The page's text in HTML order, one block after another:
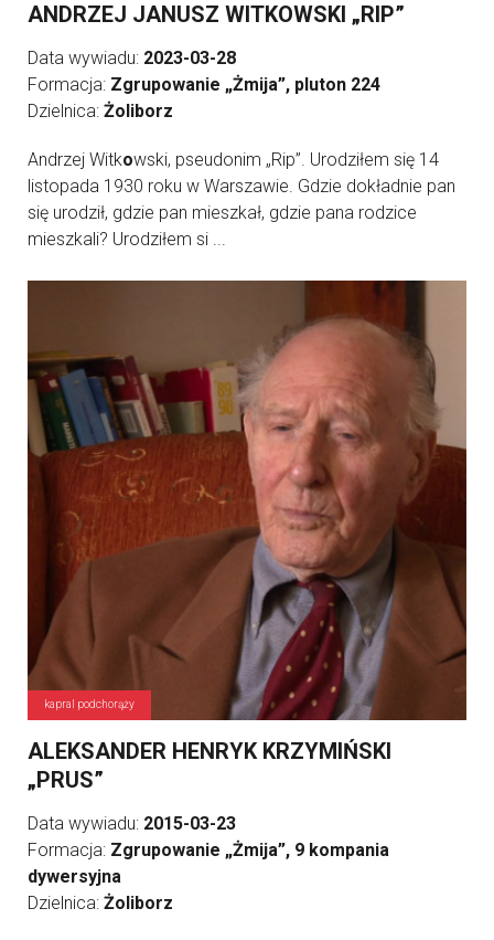
ANDRZEJ JANUSZ WITKOWSKI „RIP”
Data wywiadu: 2023-03-28
Formacja: Zgrupowanie „Żmija”, pluton 224
Dzielnica: Żoliborz
Andrzej Witkowski, pseudonim „Rip”. Urodziłem się 14
listopada 1930 roku w Warszawie. Gdzie dokładnie pan
się urodził, gdzie pan mieszkał, gdzie pana rodzice
mieszkali? Urodziłem si ...
kapral podchorąży
ALEKSANDER HENRYK KRZYMIŃSKI
„PRUS”
Data wywiadu: 2015-03-23
Formacja: Zgrupowanie „Żmija”, 9 kompania
dywersyjna
Dzielnica: Żoliborz